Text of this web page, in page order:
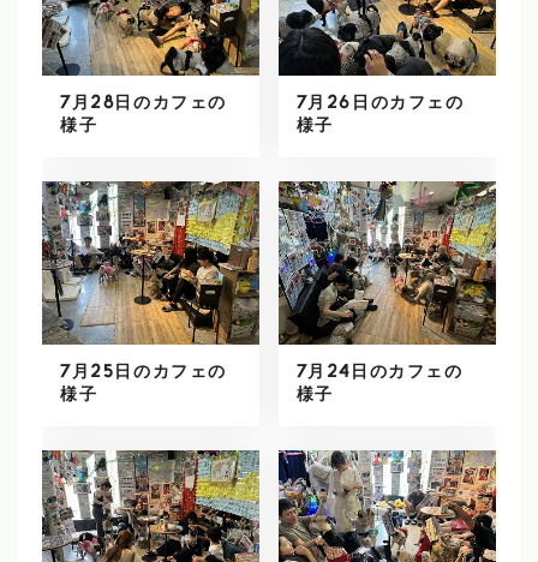
7月28日のカフェの
様子
7月26日のカフェの
様子
7月25日のカフェの
様子
7月24日のカフェの
様子